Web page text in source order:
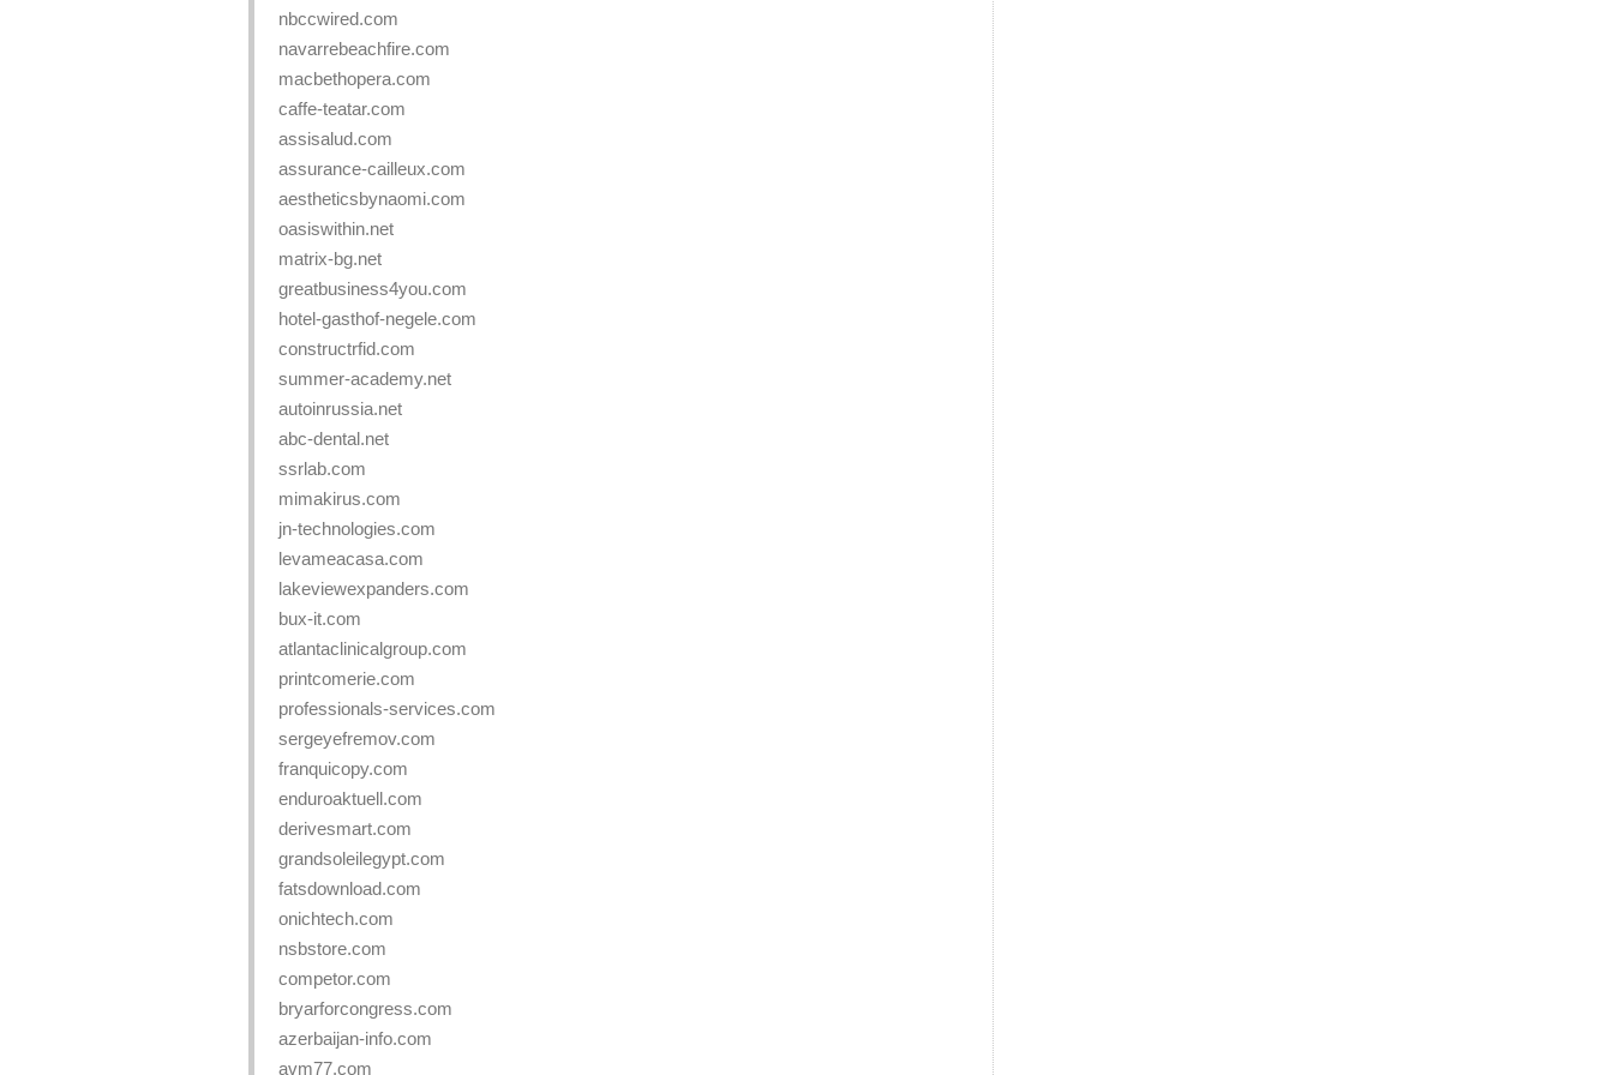
nbccwired.com
navarrebeachfire.com
macbethopera.com
caffe-teatar.com
assisalud.com
assurance-cailleux.com
aestheticsbynaomi.com
oasiswithin.net
matrix-bg.net
greatbusiness4you.com
hotel-gasthof-negele.com
constructrfid.com
summer-academy.net
autoinrussia.net
abc-dental.net
ssrlab.com
mimakirus.com
jn-technologies.com
levameacasa.com
lakeviewexpanders.com
bux-it.com
atlantaclinicalgroup.com
printcomerie.com
professionals-services.com
sergeyefremov.com
franquicopy.com
enduroaktuell.com
derivesmart.com
grandsoleilegypt.com
fatsdownload.com
onichtech.com
nsbstore.com
competor.com
bryarforcongress.com
azerbaijan-info.com
avm77.com